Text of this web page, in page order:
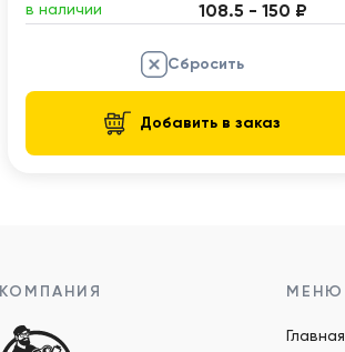
в наличии
108.5 - 150 ₽
Сбросить
Добавить в заказ
КОМПАНИЯ МЕНЮ
Главная